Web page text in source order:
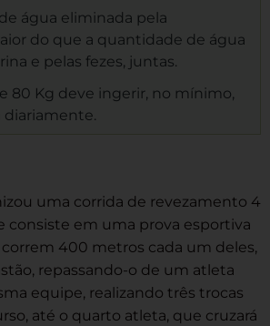
água eliminada pela
do que a quantidade de água
e pelas fezes, juntas.
80 Kg deve ingerir, no mínimo,
diariamente.
uma corrida de revezamento 4
consiste em uma prova esportiva
400 metros cada um deles,
repassando-o de um atleta
equipe, realizando três trocas
até o quarto atleta, que cruzará